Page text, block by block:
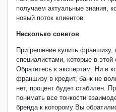
получаем актуальные знания,
новый поток клиентов.
Несколько советов
При решение купить франшизу,
специалистами, которые в
Обратитесь к экспертам. Ни в
франшизу в кредит, банк не
нет, процент будет стабилен.
понимать все тонкости
бренда к которому Вы